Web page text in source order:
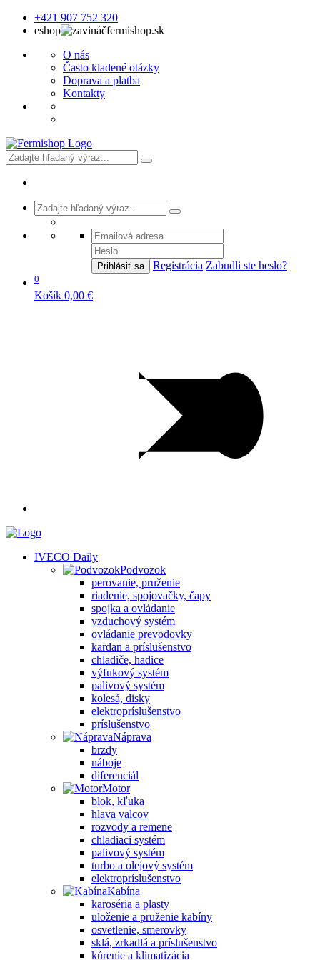
+421 907 752 320
eshop
fermishop.sk
O nás
Často kladené otázky
Doprava a platba
Kontakty
Prihlásiť sa Registrácia Zabudli ste heslo?
0
Košík 0,00 €
IVECO Daily
Podvozok
perovanie, pruženie
riadenie, spojovačky, čapy
spojka a ovládanie
vzduchový systém
ovládanie prevodovky
kardan a príslušenstvo
chladiče, hadice
výfukový systém
palivový systém
kolesá, disky
elektropríslušenstvo
príslušenstvo
Náprava
brzdy
náboje
diferenciál
Motor
blok, kľuka
hlava valcov
rozvody a remene
chladiaci systém
palivový systém
turbo a olejový systém
elektropríslušenstvo
Kabína
karoséria a plasty
uloženie a pruženie kabíny
osvetlenie, smerovky
sklá, zrkadlá a príslušenstvo
kúrenie a klimatizácia